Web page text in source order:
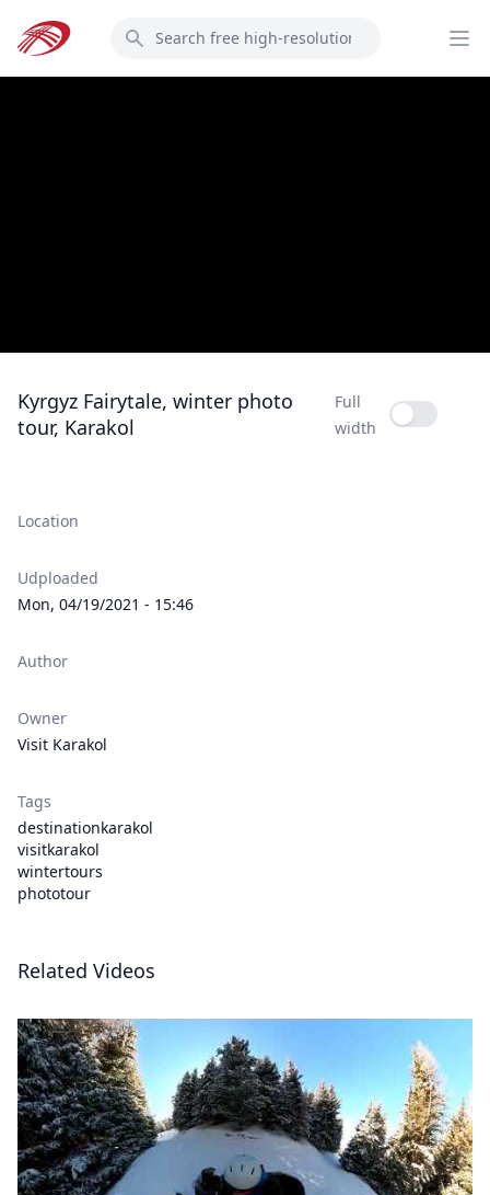
Search
Kyrgyz Fairytale, winter photo
tour, Karakol
Full
width
Full width
Location
Udploaded
Mon, 04/19/2021 - 15:46
Author
Owner
Visit Karakol
Tags
destinationkarakol
visitkarakol
wintertours
phototour
Related Videos